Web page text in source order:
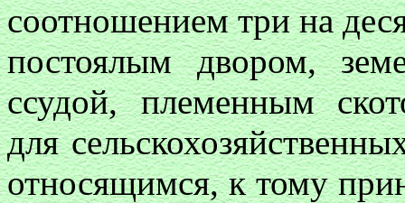
соотношением три на
постоялым двором,
ссудой, племенным
для
относящимся, к тому